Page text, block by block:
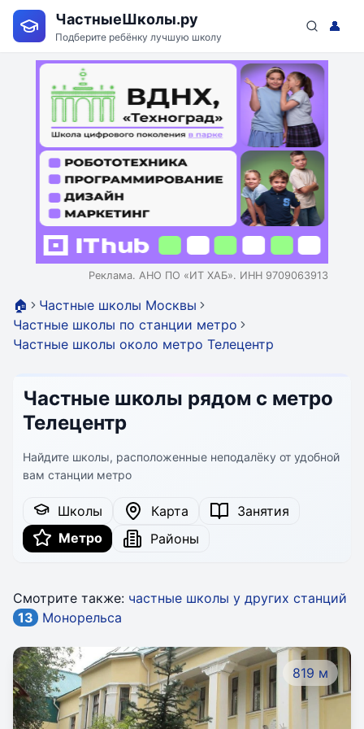
ЧастныеШколы.ру
Подберите ребёнку лучшую школу
👤
Реклама. АНО ПО «ИТ ХАБ». ИНН 9709063913
🏠
Частные школы Москвы
Частные школы по станции метро
Частные школы около метро Телецентр
Частные школы рядом с метро
Телецентр
Найдите школы, расположенные неподалёку от удобной
вам станции метро
Школы Карта
Занятия
Метро
Районы
Смотрите также: частные школы у других станций
13
Монорельса
819 м